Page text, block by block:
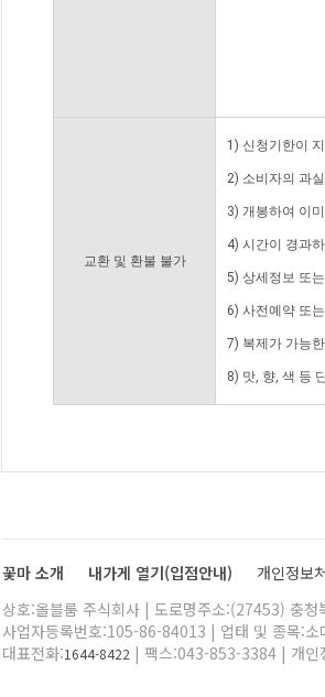
교환 및 환불 불가
1) 신청기한이
2) 소비자의 과
3) 개봉하여 이
4) 시간이 경과
5) 상세정보 또
6) 사전예약 또
7) 복제가 가능
8) 맛, 향, 색 등
꽃마 소개 내가게 열기(입점안내) 개인정보
상호:올블룸 주식회사 | 도로명주소:(27453) 충
사업자등록번호:105-86-84013 | 업태 및 종목:
대표전화:1644-8422 | 팩스:043-853-3384 | 개인